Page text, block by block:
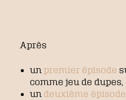
Après
un premier épisode s
comme jeu de dupes,
un deuxième épisode